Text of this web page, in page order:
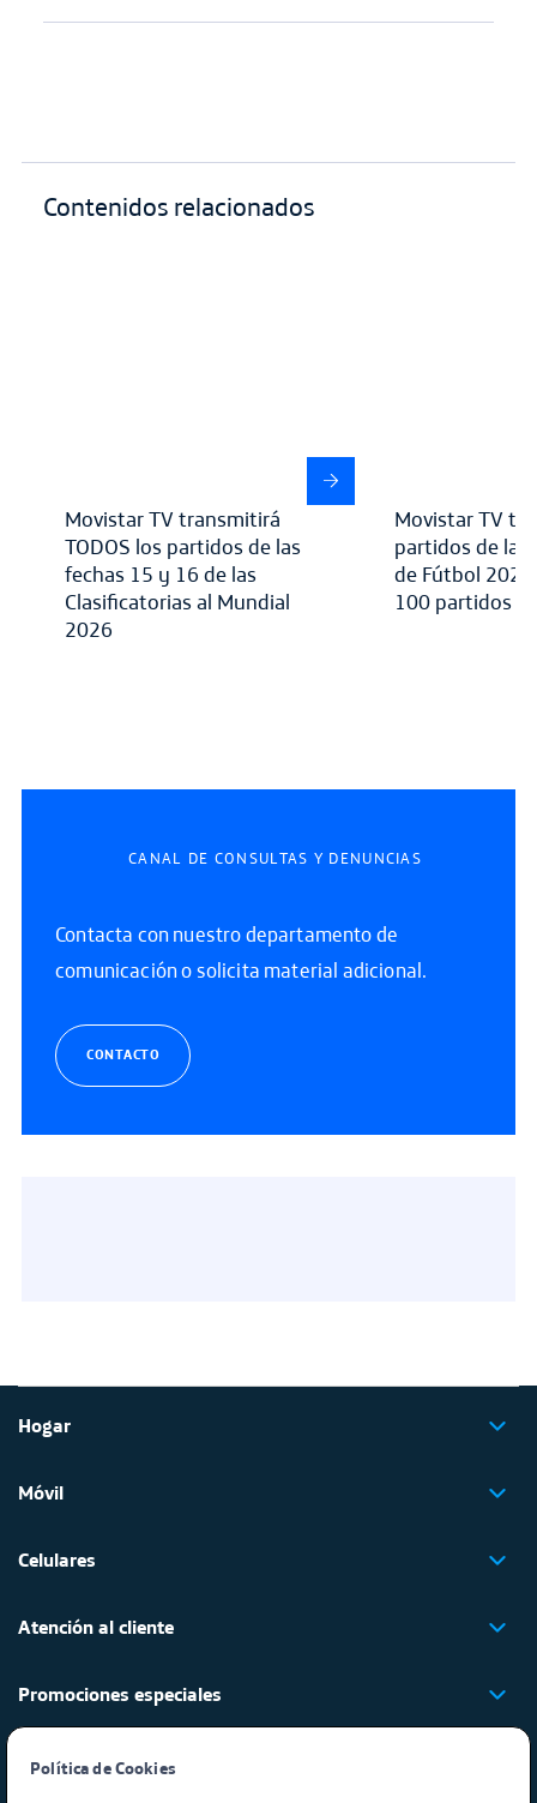
Política de Cookies​ ​
Contenidos relacionados
Movistar TV transmitirá
TODOS los partidos de las
fechas 15 y 16 de las
Clasificatorias al Mundial
2026
Movistar TV
partidos de la
de Fútbol
100 partidos
CANAL DE CONSULTAS Y DENUNCIAS
Contacta con nuestro departamento de
comunicación o solicita material adicional.
CONTACTO
Hogar
Móvil
Celulares
Atención al cliente
Promociones especiales
Regulación y legales